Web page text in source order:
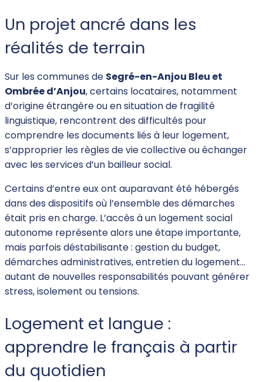
Un projet ancré dans les
réalités de terrain
Sur les communes de Segré-en-Anjou Bleu et
Ombrée d’Anjou, certains locataires, notamment
d’origine étrangère ou en situation de fragilité
linguistique, rencontrent des difficultés pour
comprendre les documents liés à leur logement,
s’approprier les règles de vie collective ou échanger
avec les services d’un bailleur social.
Certains d’entre eux ont auparavant été hébergés
dans des dispositifs où l’ensemble des démarches
était pris en charge. L’accès à un logement social
autonome représente alors une étape importante,
mais parfois déstabilisante : gestion du budget,
démarches administratives, entretien du logement…
autant de nouvelles responsabilités pouvant générer
stress, isolement ou tensions.
Logement et langue :
apprendre le français à partir
du quotidien